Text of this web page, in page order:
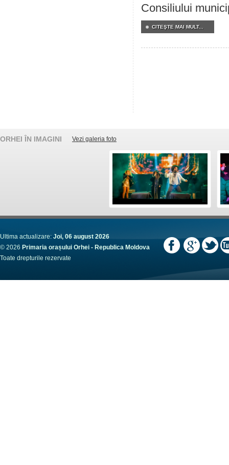
Consiliului
CITEŞTE MAI MULT...
ORHEI ÎN IMAGINI Vezi galeria foto
Ultima actualizare: Joi, 06 august 2026
© 2026 Primaria orașului Orhei - Republica Moldova
Toate drepturile rezervate